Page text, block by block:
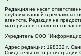
Редакция не несет
опубликованной в рекламных
агентств. Редакция не
материалов только по
Учредитель ООО
Адрес редакции: 198332 г.
Свидетельство о